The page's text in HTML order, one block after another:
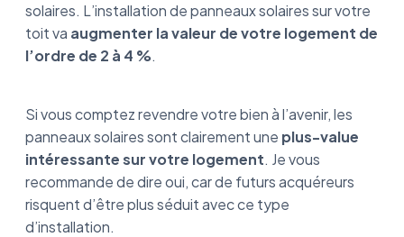
solaires. L’installation de panneaux solaires sur votre
toit va augmenter la valeur de votre logement de
l’ordre de 2 à 4 %.
Si vous comptez revendre votre bien à l’avenir, les
panneaux solaires sont clairement une plus-value
intéressante sur votre logement. Je vous
recommande de dire oui, car de futurs acquéreurs
risquent d’être plus séduit avec ce type
d’installation.